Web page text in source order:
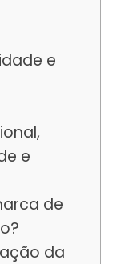
e
e
de
da